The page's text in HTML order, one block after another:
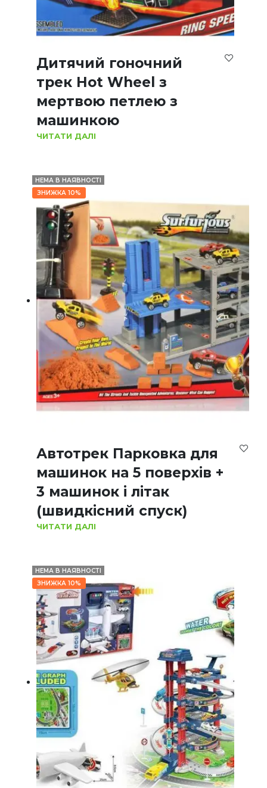
Дитячий гоночний
трек Hot Wheel з
мертвою петлею з
машинкою
ЧИТАТИ ДАЛІ
НЕМА В НАЯВНОСТІ
ЗНИЖКА 10%
Автотрек Парковка для
машинок на 5 поверхів +
3 машинок і літак
(швидкісний спуск)
ЧИТАТИ ДАЛІ
НЕМА В НАЯВНОСТІ
ЗНИЖКА 10%